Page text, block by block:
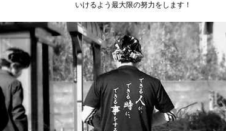
いけるよう最大限の努力をします！